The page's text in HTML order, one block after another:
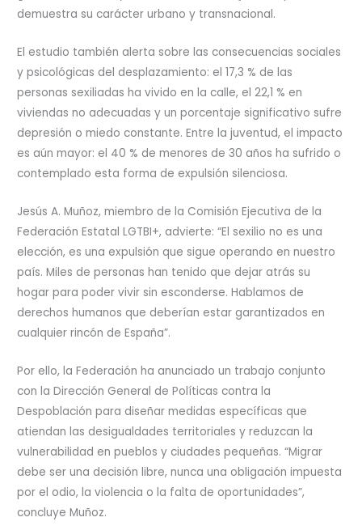
demuestra su carácter urbano y transnacional.
El estudio también alerta sobre las consecuencias sociales
y psicológicas del desplazamiento: el 17,3 % de las
personas sexiliadas ha vivido en la calle, el 22,1 % en
viviendas no adecuadas y un porcentaje significativo sufre
depresión o miedo constante. Entre la juventud, el impacto
es aún mayor: el 40 % de menores de 30 años ha sufrido o
contemplado esta forma de expulsión silenciosa.
Jesús A. Muñoz, miembro de la Comisión Ejecutiva de la
Federación Estatal LGTBI+, advierte: “El sexilio no es una
elección, es una expulsión que sigue operando en nuestro
país. Miles de personas han tenido que dejar atrás su
hogar para poder vivir sin esconderse. Hablamos de
derechos humanos que deberían estar garantizados en
cualquier rincón de España”.
Por ello, la Federación ha anunciado un trabajo conjunto
con la Dirección General de Políticas contra la
Despoblación para diseñar medidas específicas que
atiendan las desigualdades territoriales y reduzcan la
vulnerabilidad en pueblos y ciudades pequeñas. “Migrar
debe ser una decisión libre, nunca una obligación impuesta
por el odio, la violencia o la falta de oportunidades”,
concluye Muñoz.